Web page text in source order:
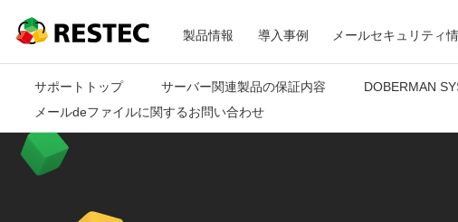
RESTEC
メ
ニ
製品情報 導入事例 メールセキュリティ
サポートトップ サーバー関連製品の保証内容 DOBERMAN
メールdeファイルに関するお問い合わせ